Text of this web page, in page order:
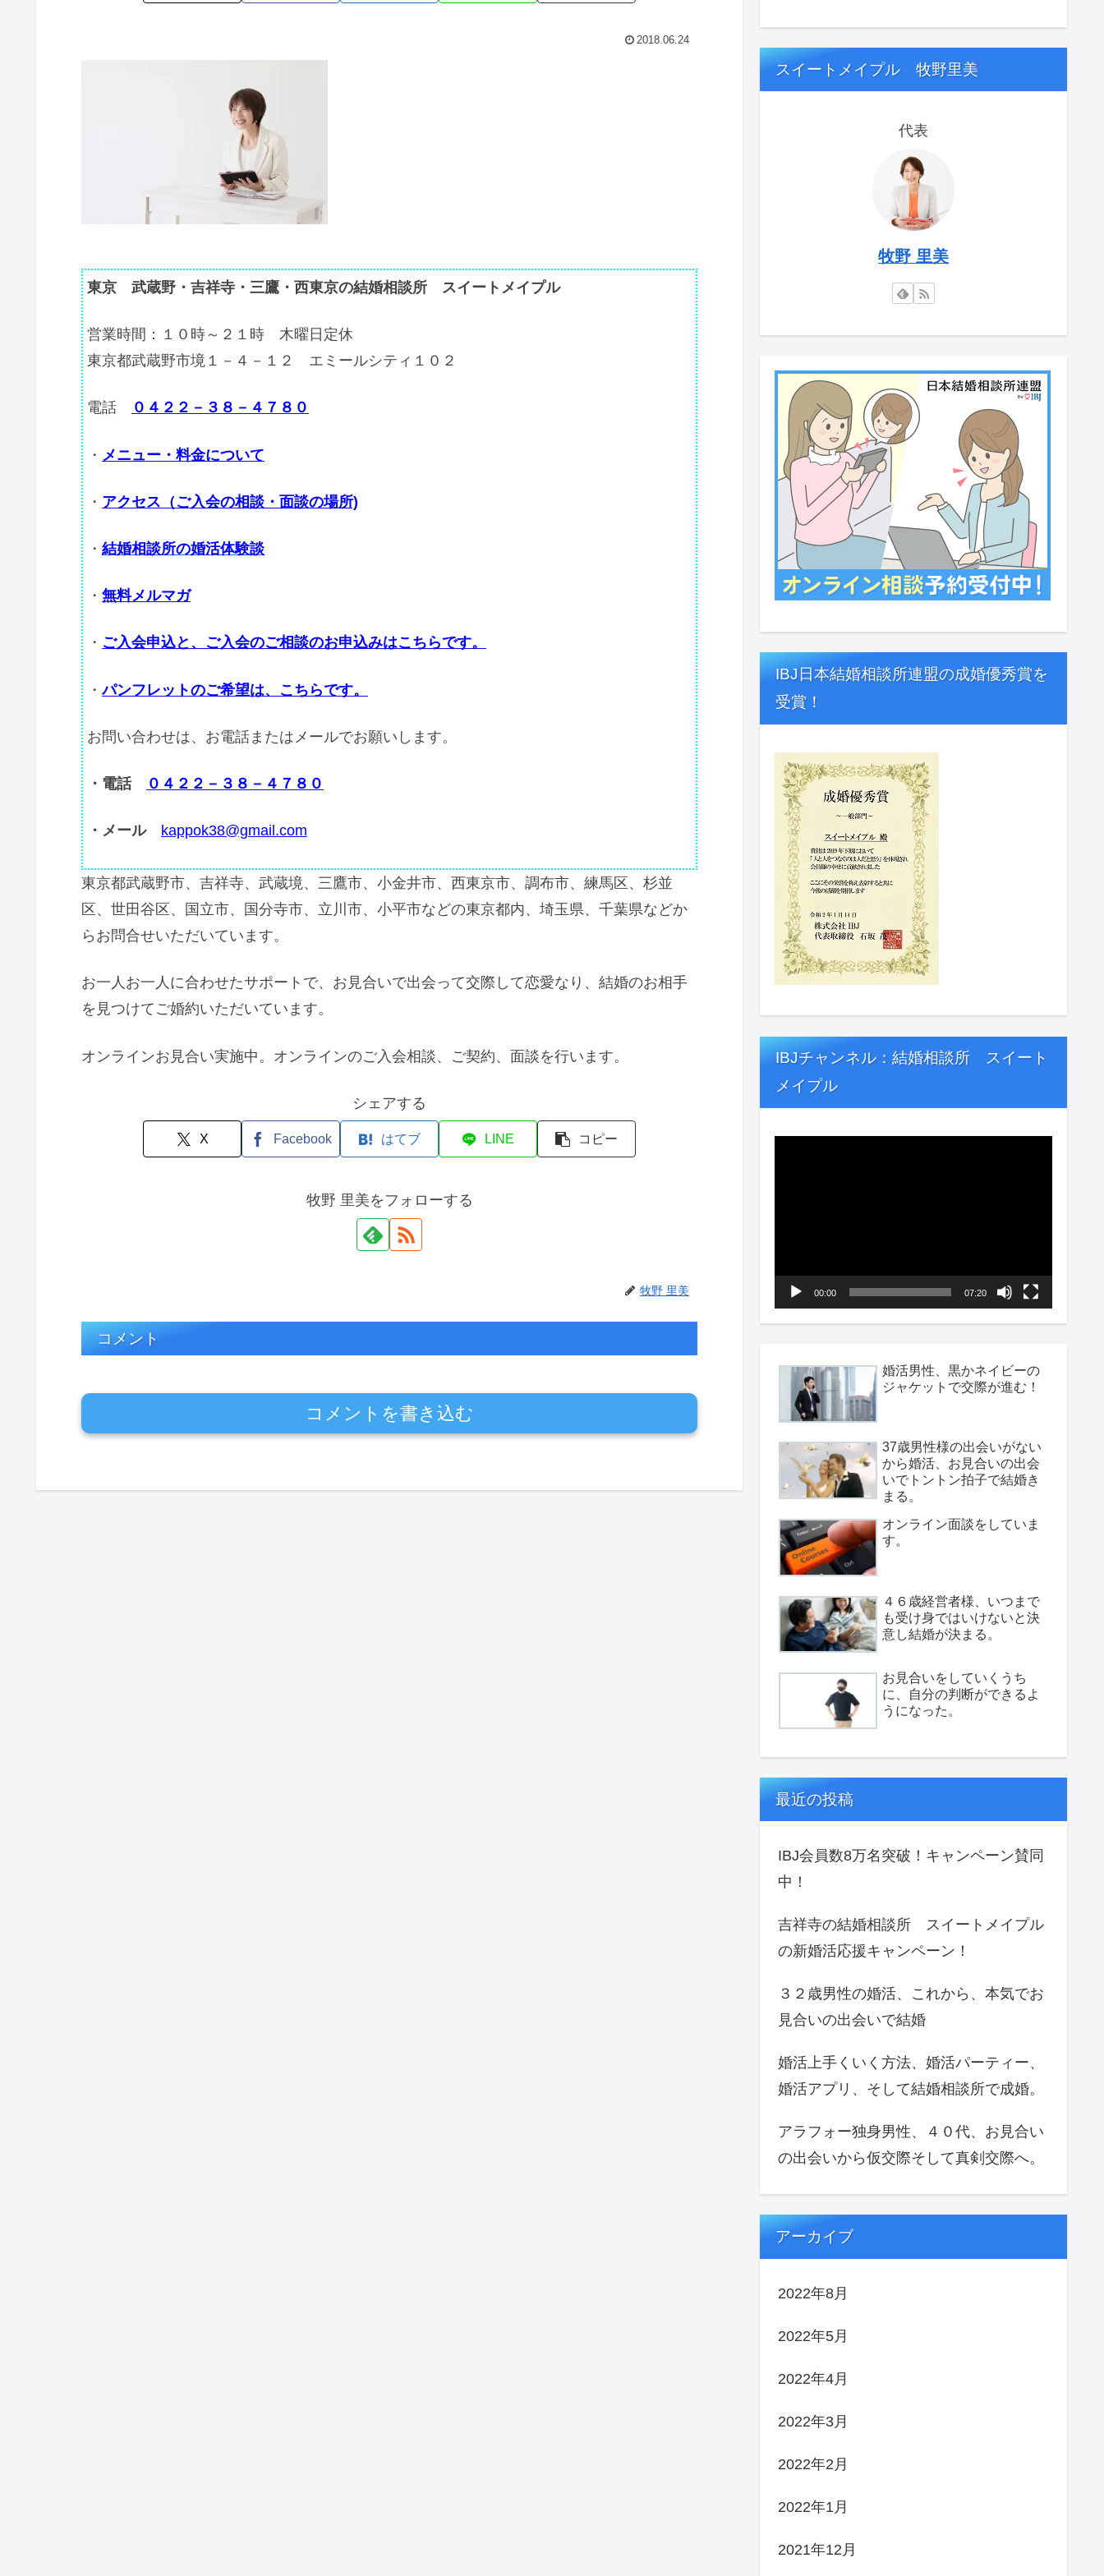
2018.06.24
東京 武蔵野・吉祥寺・三鷹・西東京の結婚相談所 スイートメイプル
営業時間：１０時～２１時 木曜日定休
東京都武蔵野市境１－４－１２ エミールシティ１０２
電話 ０４２２－３８－４７８０
・ メニュー・料金について
・ アクセス（ご入会の相談・面談の場所)
・ 結婚相談所の婚活体験談
・ 無料メルマガ
・ ご入会申込と、ご入会のご相談のお申込みはこちらです。
・パンフレットのご希望は、こちらです。
お問い合わせは、お電話またはメールでお願いします。
・電話 ０４２２－３８－４７８０
・メール kappok38@gmail.com
東京都武蔵野市、吉祥寺、武蔵境、三鷹市、小金井市、西東京市、調布市、練馬区、杉並
区、世田谷区、国立市、国分寺市、立川市、小平市などの東京都内、埼玉県、千葉県などか
らお問合せいただいています。
お一人お一人に合わせたサポートで、お見合いで出会って交際して恋愛なり、結婚のお相手
を見つけてご婚約いただいています。
オンラインお見合い実施中。オンラインのご入会相談、ご契約、面談を行います。
シェアする
X Facebook はてブ LINE コピー
牧野 里美をフォローする
牧野 里美
コメント
コメントを書き込む
スイートメイプル 牧野里美
代表
牧野 里美
IBJ日本結婚相談所連盟の成婚優秀賞を
受賞！
IBJチャンネル：結婚相談所 スイート
メイプル
ヤ
ー
00:00 07:20
婚活男性、黒かネイビーの
ジャケットで交際が進む！
37歳男性様の出会いがない
から婚活、お見合いの出会
いでトントン拍子で結婚き
まる。
オンライン面談をしていま
す。
４６歳経営者様、いつまで
も受け身ではいけないと決
意し結婚が決まる。
お見合いをしていくうち
に、自分の判断ができるよ
うになった。
最近の投稿
IBJ会員数8万名突破！キャンペーン賛同
中！
吉祥寺の結婚相談所 スイートメイプル
の新婚活応援キャンペーン！
３２歳男性の婚活、これから、本気でお
見合いの出会いで結婚
婚活上手くいく方法、婚活パーティー、
婚活アプリ、そして結婚相談所で成婚。
アラフォー独身男性、４０代、お見合い
の出会いから仮交際そして真剣交際へ。
アーカイブ
2022年8月
2022年5月
2022年4月
2022年3月
2022年2月
2022年1月
2021年12月